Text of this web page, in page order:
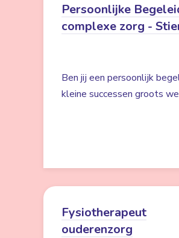
Persoonlijke
complexe zorg -
Ben jij een persoonlijk
kleine successen groots
Fysiotherapeut
ouderenzorg